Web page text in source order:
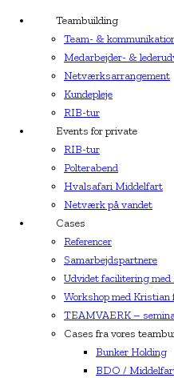
Teambuilding
Team- &
Medarbejder- &
Netværksarrangement
Kundepleje
RIB-tur
Events for private
RIB-tur
Polterabend
Hvalsafari Middelfart
Netværk på vandet
Cases
Referencer
Samarbejdspartnere
Udvidet facilitering
Workshop med Kristian
TEAMVAERK –
Cases fra vores
Bunker Holding
BDO /